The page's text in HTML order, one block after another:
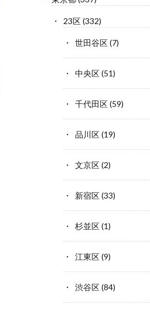
23区(332)
世田谷区(7)
中央区(51)
千代田区(59)
品川区(19)
文京区(2)
新宿区(33)
杉並区(1)
江東区(9)
渋谷区(84)